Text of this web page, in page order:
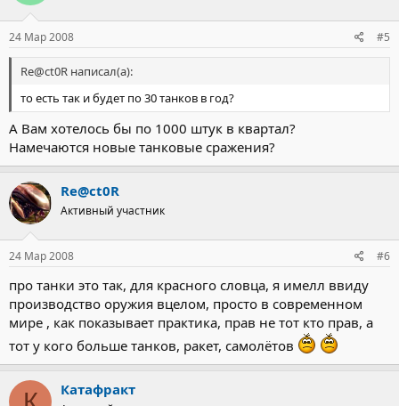
24 Мар 2008 #5
Re@ct0R написал(а):
то есть так и будет по 30 танков в год?
А Вам хотелось бы по 1000 штук в квартал?
Намечаются новые танковые сражения?
Re@ct0R
Активный участник
24 Мар 2008 #6
про танки это так, для красного словца, я имелл ввиду
производство оружия вцелом, просто в современном
мире , как показывает практика, прав не тот кто прав, а
тот у кого больше танков, ракет, самолётов
Катафракт